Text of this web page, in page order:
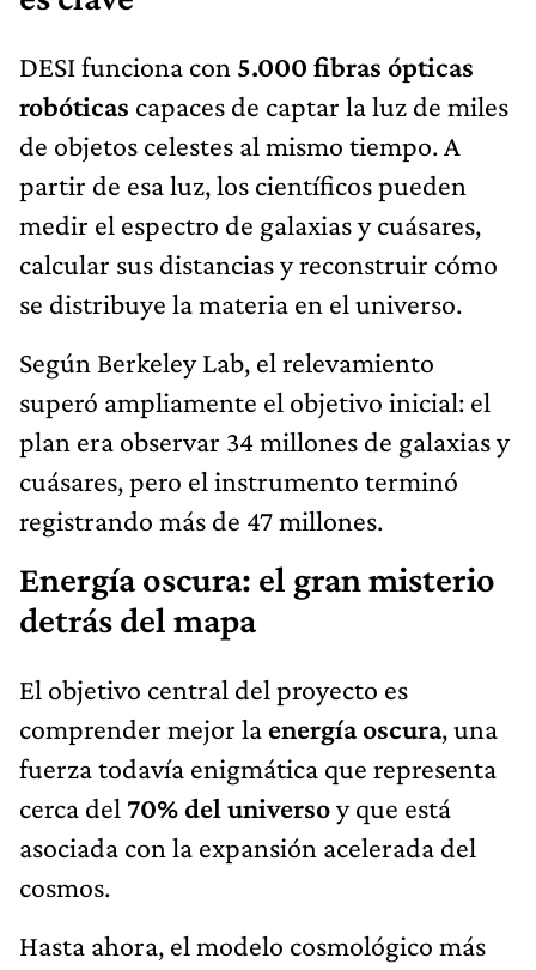
DESI funciona con 5.000 fibras ópticas
robóticas capaces de captar la luz de miles
de objetos celestes al mismo tiempo. A
partir de esa luz, los científicos pueden
medir el espectro de galaxias y cuásares,
calcular sus distancias y reconstruir cómo
se distribuye la materia en el universo.
Según Berkeley Lab, el relevamiento
superó ampliamente el objetivo inicial: el
plan era observar 34 millones de galaxias y
cuásares, pero el instrumento terminó
registrando más de 47 millones.
Energía oscura: el gran misterio
detrás del mapa
El objetivo central del proyecto es
comprender mejor la energía oscura, una
fuerza todavía enigmática que representa
cerca del 70% del universoy que está
asociada con la expansión acelerada del
cosmos.
Hasta ahora, el modelo cosmológico más